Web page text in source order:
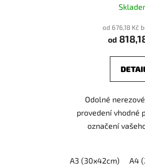
od 676,18 Kč
od
Odolné
provedení vhodné
označení
A3 (30x42cm) A4